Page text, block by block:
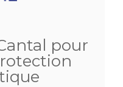
pour